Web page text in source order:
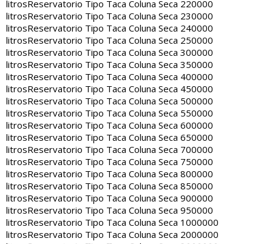
litrosReservatorio Tipo Taca Coluna Seca 220000
litrosReservatorio Tipo Taca Coluna Seca 230000
litrosReservatorio Tipo Taca Coluna Seca 240000
litrosReservatorio Tipo Taca Coluna Seca 250000
litrosReservatorio Tipo Taca Coluna Seca 300000
litrosReservatorio Tipo Taca Coluna Seca 350000
litrosReservatorio Tipo Taca Coluna Seca 400000
litrosReservatorio Tipo Taca Coluna Seca 450000
litrosReservatorio Tipo Taca Coluna Seca 500000
litrosReservatorio Tipo Taca Coluna Seca 550000
litrosReservatorio Tipo Taca Coluna Seca 600000
litrosReservatorio Tipo Taca Coluna Seca 650000
litrosReservatorio Tipo Taca Coluna Seca 700000
litrosReservatorio Tipo Taca Coluna Seca 750000
litrosReservatorio Tipo Taca Coluna Seca 800000
litrosReservatorio Tipo Taca Coluna Seca 850000
litrosReservatorio Tipo Taca Coluna Seca 900000
litrosReservatorio Tipo Taca Coluna Seca 950000
litrosReservatorio Tipo Taca Coluna Seca 1000000
litrosReservatorio Tipo Taca Coluna Seca 2000000